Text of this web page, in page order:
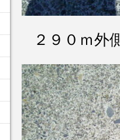
２９０ｍ